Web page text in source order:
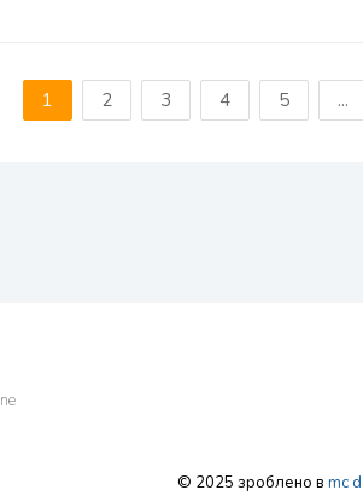
1 2 3 4 5 ...
© 2025 зроблено в mc